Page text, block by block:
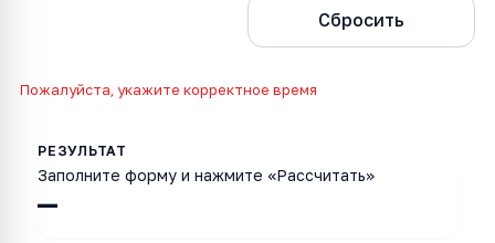
Сбросить
Пожалуйста, укажите корректное время
—
Заполните форму и нажмите «Рассчитать»